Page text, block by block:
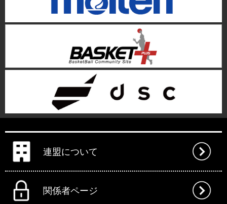
連盟について
関係者ページ